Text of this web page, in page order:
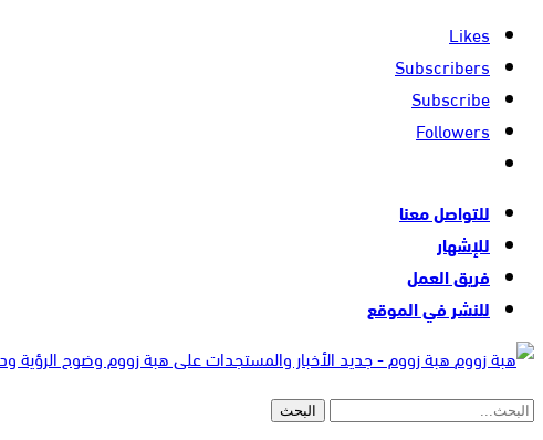
Likes
Subscribers
Subscribe
Followers
للتواصل معنا
للإشهار
فريق العمل
للنشر في الموقع
هبة زووم - جديد الأخبار والمستجدات على هبة زووم وضوح